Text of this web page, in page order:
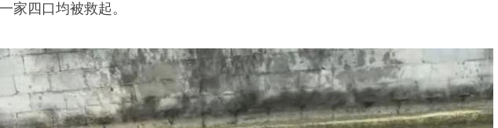
家四口均被救起。